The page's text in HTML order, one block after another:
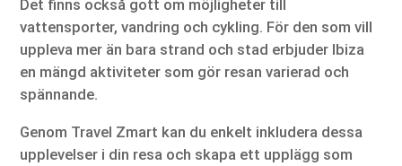
Det finns också gott om möjligheter till
vattensporter, vandring och cykling. För den som vill
uppleva mer än bara strand och stad erbjuder Ibiza
en mängd aktiviteter som gör resan varierad och
spännande.
Genom Travel Zmart kan du enkelt inkludera dessa
upplevelser i din resa och skapa ett upplägg som